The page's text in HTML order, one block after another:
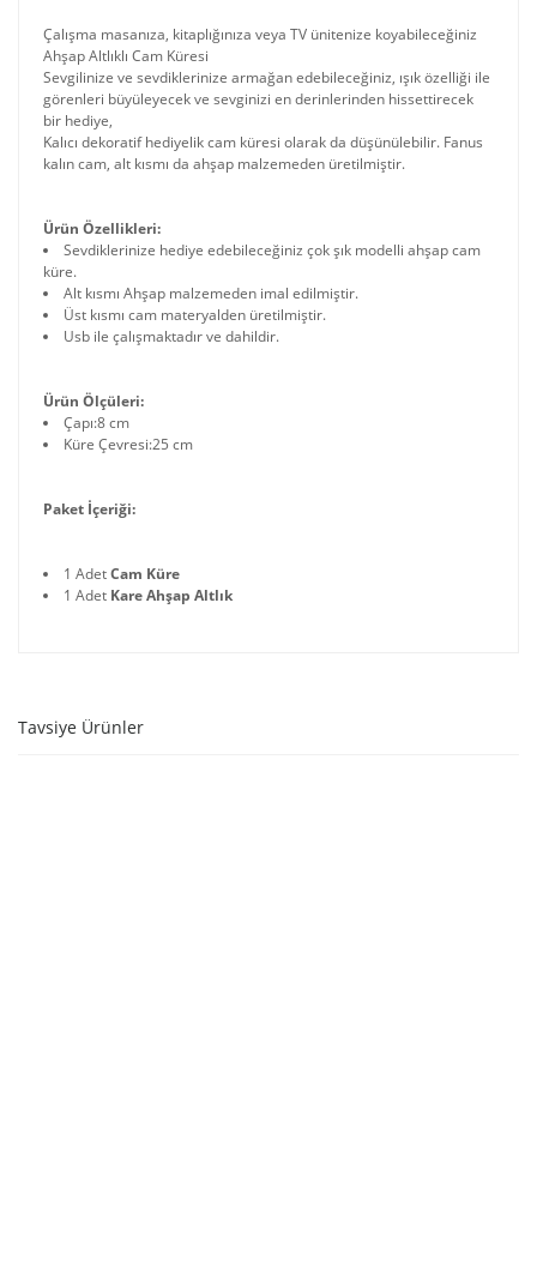
Çalışma masanıza, kitaplığınıza veya TV ünitenize koyabileceğiniz
Ahşap Altlıklı Cam Küresi
Sevgilinize ve sevdiklerinize armağan edebileceğiniz, ışık özelliği ile
görenleri büyüleyecek ve sevginizi en derinlerinden hissettirecek
bir hediye,
Kalıcı dekoratif hediyelik cam küresi olarak da düşünülebilir. Fanus
kalın cam, alt kısmı da ahşap malzemeden üretilmiştir.
Ürün Özellikleri:
Sevdiklerinize hediye edebileceğiniz çok şık modelli ahşap cam
küre.
Alt kısmı Ahşap malzemeden imal edilmiştir.
Üst kısmı cam materyalden üretilmiştir.
Usb ile çalışmaktadır ve dahildir.
Ürün Ölçüleri:
Çapı:8 cm
Küre Çevresi:25 cm
Paket İçeriği:
1 AdetCam Küre
1 Adet KareAhşap Altlık
Tavsiye Ürünler